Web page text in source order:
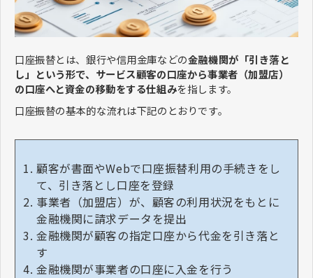
口座振替とは、銀行や信用金庫などの金融機関が「引き落と
し」という形で、サービス顧客の口座から事業者（加盟店）
の口座へと資金の移動をする仕組みを指します。
口座振替の基本的な流れは下記のとおりです。
顧客が書面やWebで口座振替利用の手続きをし
て、引き落とし口座を登録
事業者（加盟店）が、顧客の利用状況をもとに
金融機関に請求データを提出
金融機関が顧客の指定口座から代金を引き落と
す
金融機関が事業者の口座に入金を行う